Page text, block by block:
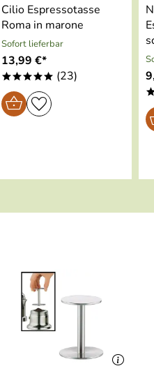
Qualität, Aroma
Zahlungsmodalitäten,
Cilio Espressotasse
Roma in marone
Sofort lieferbar
13,99 €*
***** (23)